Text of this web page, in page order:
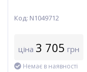
Код: N1049712
ціна 3 705 грн
Немає в наявності